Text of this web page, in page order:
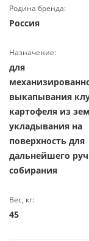
Родина бренда:
Россия
Назначение:
для
выкапывания
картофеля из
укладывания на
поверхность для
дальнейшего
собирания
Вес, кг:
45